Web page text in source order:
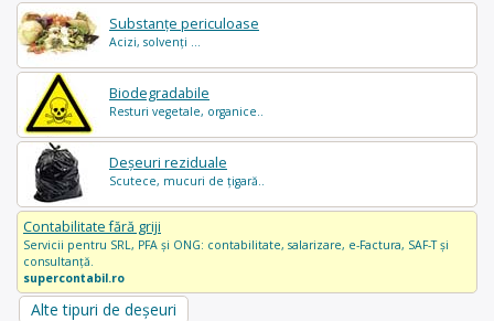
Substanțe periculoase
Acizi, solvenți ...
Biodegradabile
Resturi vegetale, organice..
Deșeuri reziduale
Scutece, mucuri de țigară..
Contabilitate fără griji
Servicii pentru SRL, PFA și ONG: contabilitate, salarizare, e-Factura, SAF-T și
consultanță.
supercontabil.ro
Alte tipuri de deșeuri